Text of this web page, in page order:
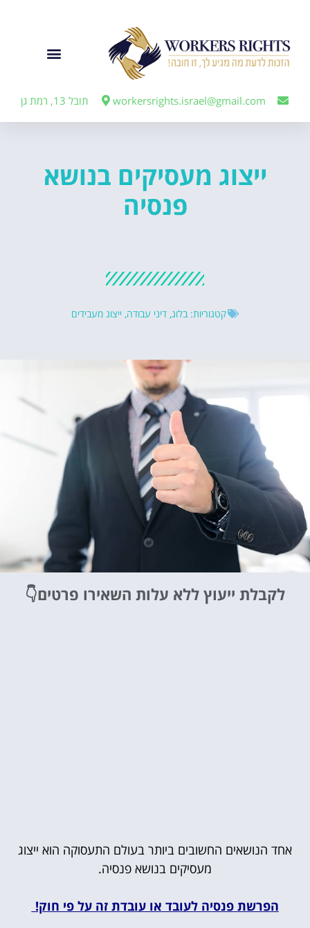
workersrights.israel@gmail.com תובל 13, רמת גן
ייצוג מעסיקים בנושא
פנסיה
קטגוריות: בלוג, דיני עבודה, ייצוג מעבידים
לקבלת ייעוץ ללא עלות השאירו פרטים👇
אחד הנושאים החשובים ביותר בעולם התעסוקה הוא ייצוג
מעסיקים בנושא פנסיה.
הפרשת פנסיה לעובד או עובדת זה על פי חוק!